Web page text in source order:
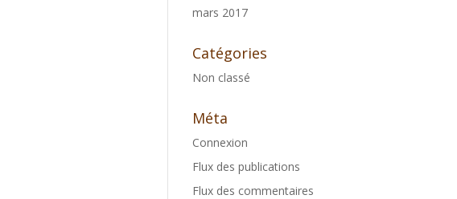
mars 2017
Catégories
Non classé
Méta
Connexion
Flux des publications
Flux des commentaires